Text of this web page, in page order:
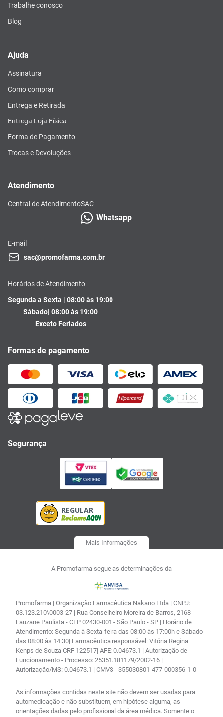
Trabalhe conosco
Blog
Ajuda
Assinatura
Como comprar
Entrega e Retirada
Entrega Loja Física
Forma de Pagamento
Trocas e Devoluções
Atendimento
Central de AtendimentoSAC
Whatsapp
E-mail
sac@promofarma.com.br
Horários de Atendimento
Segunda a Sexta | 08:00 às 19:00
Sábado| 08:00 às 19:00
Exceto Feriados
Formas de pagamento
Segurança
Mais Informações
A Promofarma segue as determinações da
Promofarma | Organização Farmacêutica Nakano Ltda | CNPJ:
03.123.210\0003-27 | Rua Conselheiro Moreira de Barros, 2168 -
Lauzane Paulista - CEP 02430-001 - São Paulo - SP | Horário de
Atendimento: Segunda à Sexta-feira das 08:00 às 17:00h e Sábado
das 08:00 às 14:30| Farmacêutica responsável: Vitória Regina
Kenps de Souza CRF 122517| AFE: 0.04673.1 | Autorização de
Funcionamento - Processo: 25351.181179/2002-16 |
Autorização/MS: 0.04673.1 | CMVS - 355030801-477-000356-1-0
As informações contidas neste site não devem ser usadas para
automedicação e não substituem, em hipótese alguma, as
orientações dadas pelo profissional da área médica. Somente o